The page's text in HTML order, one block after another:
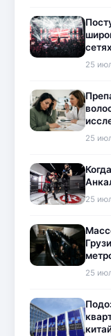
сетях
25
25
25
25